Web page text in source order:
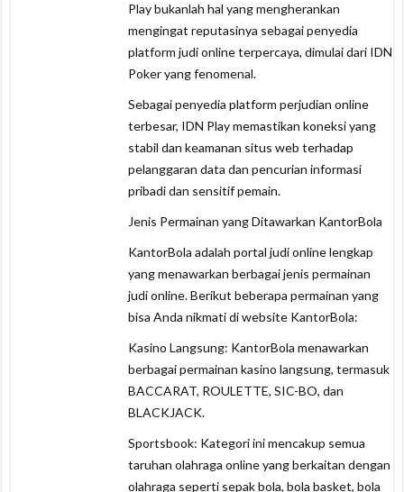
Play bukanlah hal yang mengherankan
mengingat reputasinya sebagai penyedia
platform judi online terpercaya, dimulai dari IDN
Poker yang fenomenal.
Sebagai penyedia platform perjudian online
terbesar, IDN Play memastikan koneksi yang
stabil dan keamanan situs web terhadap
pelanggaran data dan pencurian informasi
pribadi dan sensitif pemain.
Jenis Permainan yang Ditawarkan KantorBola
KantorBola adalah portal judi online lengkap
yang menawarkan berbagai jenis permainan
judi online. Berikut beberapa permainan yang
bisa Anda nikmati di website KantorBola:
Kasino Langsung: KantorBola menawarkan
berbagai permainan kasino langsung, termasuk
BACCARAT, ROULETTE, SIC-BO, dan
BLACKJACK.
Sportsbook: Kategori ini mencakup semua
taruhan olahraga online yang berkaitan dengan
olahraga seperti sepak bola, bola basket, bola